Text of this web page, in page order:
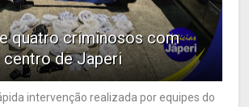
quatro criminosos com
de Japeri
intervenção realizada por equipes do